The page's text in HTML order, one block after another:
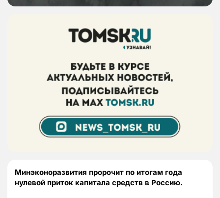
Минэконоразвития пророчит по итогам года
нулевой приток капитала средств в Россию.